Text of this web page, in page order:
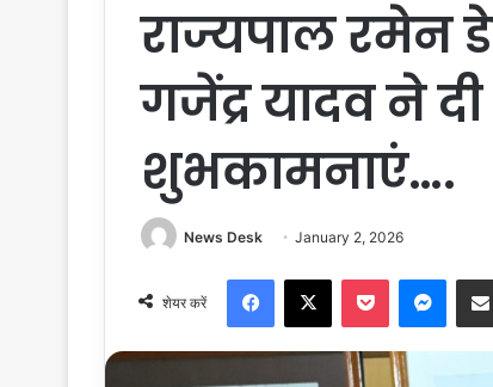
राज्यपाल रमेन
गजेंद्र यादव ने
शुभकामनाएं….
News Desk January 2, 2026
शेयर करें